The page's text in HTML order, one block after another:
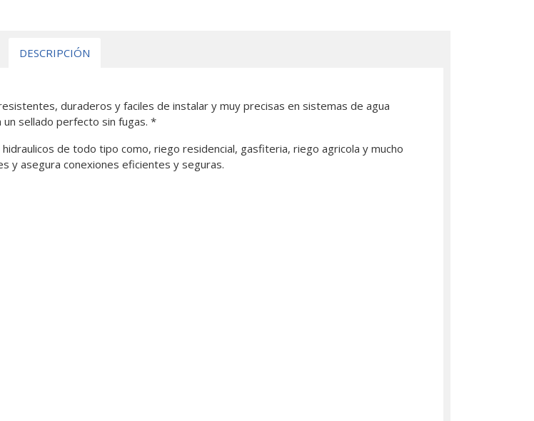
DESCRIPCIÓN
duraderos y faciles de instalar y muy precisas en sistemas de agua
sellado perfecto sin fugas. *
de todo tipo como, riego residencial, gasfiteria, riego agricola y mucho
y asegura conexiones eficientes y seguras.